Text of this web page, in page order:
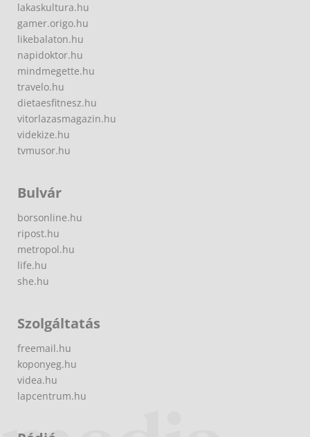
lakaskultura.hu
gamer.origo.hu
likebalaton.hu
napidoktor.hu
mindmegette.hu
travelo.hu
dietaesfitnesz.hu
vitorlazasmagazin.hu
videkize.hu
tvmusor.hu
Bulvár
borsonline.hu
ripost.hu
metropol.hu
life.hu
she.hu
Szolgáltatás
freemail.hu
koponyeg.hu
videa.hu
lapcentrum.hu